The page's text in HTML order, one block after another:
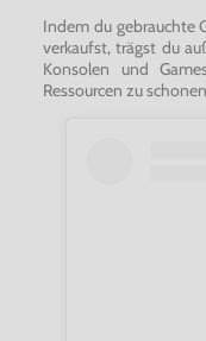
Indem du gebrauchte
verkaufst, trägst du
Konsolen und
Ressourcen zu